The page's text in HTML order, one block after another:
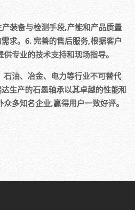
装备与检测手段,产能和产品质量
求。6. 完善的售后服务,根据客户
专业的技术支持和现场指导。
石油、冶金、电力等行业不可替代
生产的石墨轴承以其卓越的性能和
多知名企业,赢得用户一致好评。